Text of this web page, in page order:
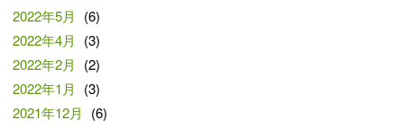
2022年5月
(6)
2022年4月
(3)
2022年2月
(2)
2022年1月
(3)
2021年12月
(6)